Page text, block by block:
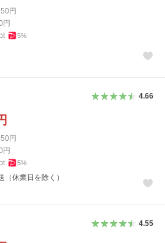
円
円
5%
4.66
円
円
5%
（休業日を除く）
4.55